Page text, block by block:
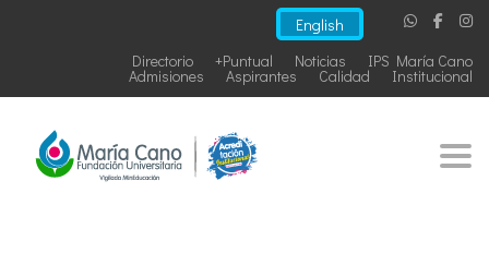
English
IPS María Cano
Noticias
+Puntual
Directorio
Institucional
Calidad
Aspirantes
Admisiones